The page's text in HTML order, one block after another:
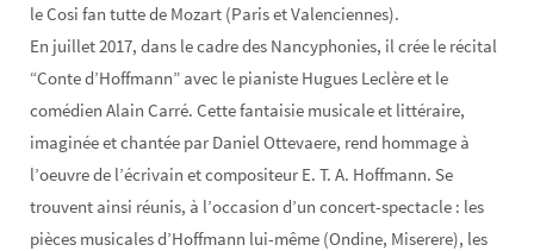
le Cosi fan tutte de Mozart (Paris et Valenciennes).
En juillet 2017, dans le cadre des Nancyphonies, il crée le récital
“Conte d’Hoffmann” avec le pianiste Hugues Leclère et le
comédien Alain Carré. Cette fantaisie musicale et littéraire,
imaginée et chantée par Daniel Ottevaere, rend hommage à
l’oeuvre de l’écrivain et compositeur E. T. A. Hoffmann. Se
trouvent ainsi réunis, à l’occasion d’un concert-spectacle : les
pièces musicales d’Hoffmann lui-même (Ondine, Miserere), les